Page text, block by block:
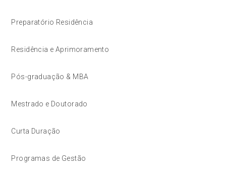
Preparatório Residência
Residência e Aprimoramento
Pós-graduação & MBA
Mestrado e Doutorado
Curta Duração
Programas de Gestão